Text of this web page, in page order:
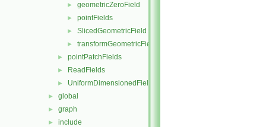
► geometricZeroField
► pointFields
► SlicedGeometricField
► transformGeometricField
► pointPatchFields
► ReadFields
► UniformDimensionedFields
► global
► graph
► include